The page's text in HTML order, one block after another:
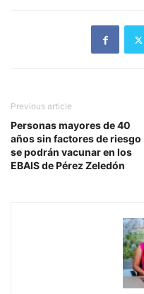
Previous article
Personas mayores de 40
años sin factores de riesgo
se podrán vacunar en los
EBAIS de Pérez Zeledón